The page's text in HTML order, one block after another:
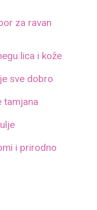
za ravan
lica i kože
sve dobro
tamjana
i prirodno